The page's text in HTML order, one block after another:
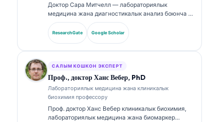
Доктор Сара Митчелл — лабораториялык
медицина жана диагностикалык анализ боюнча 18
жылдан ашык тажрыйбасы бар, тактама
сертификаты бар клиникалык патолог. Ал
клиникалык химия боюнча адистик
жарыялаган.
ResearchGate Google Scholar
САЛЫМ КОШКОН ЭКСПЕРТ
Проф., доктор Ханс Вебер, PhD
Лабораториялык медицина жана клиникалык
биохимия профессору
Проф. доктор Ханс Вебер клиникалык биохимия,
лабораториялык медицина жана биомаркер